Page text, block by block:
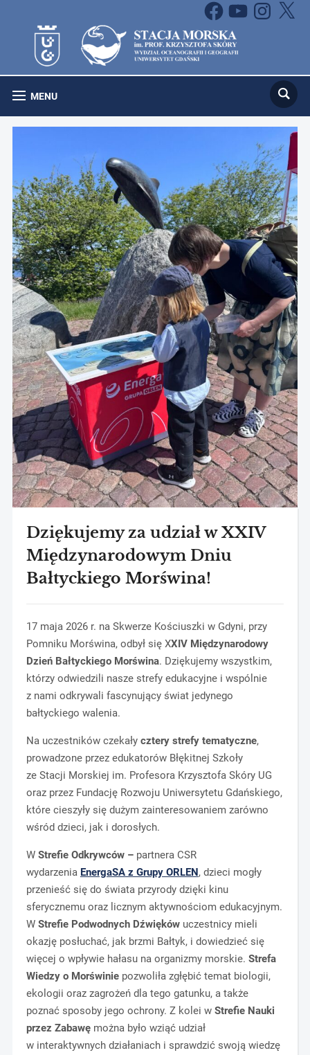
FacebookYouTubeInstagram
X
MENU
Dziękujemy za udział w XXIV
Międzynarodowym Dniu
Bałtyckiego Morświna!
17 maja 2026 r. na Skwerze Kościuszki w Gdyni, przy
Pomniku Morświna, odbył się XXIV Międzynarodowy
Dzień Bałtyckiego Morświna. Dziękujemy wszystkim,
którzy odwiedzili nasze strefy edukacyjne i wspólnie
z nami odkrywali fascynujący świat jedynego
bałtyckiego walenia.
Na uczestników czekały cztery strefy tematyczne,
prowadzone przez edukatorów Błękitnej Szkoły
ze Stacji Morskiej im. Profesora Krzysztofa Skóry UG
oraz przez Fundację Rozwoju Uniwersytetu Gdańskiego,
które cieszyły się dużym zainteresowaniem zarówno
wśród dzieci, jak i dorosłych.
W Strefie Odkrywców – partnera CSR
wydarzenia EnergaSA z Grupy ORLEN, dzieci mogły
przenieść się do świata przyrody dzięki kinu
sferycznemu oraz licznym aktywnościom edukacyjnym.
W Strefie Podwodnych Dźwięków uczestnicymieli
okazję posłuchać, jak brzmi Bałtyk, i dowiedzieć się
więcej o wpływie hałasu na organizmy morskie. Strefa
Wiedzy o Morświniepozwoliła zgłębić temat biologii,
ekologii oraz zagrożeń dla tego gatunku, a także
poznać sposoby jego ochrony. Z kolei w Strefie Nauki
przez Zabawęmożna było wziąć udział
w interaktywnych działaniach i sprawdzić swoją wiedzę